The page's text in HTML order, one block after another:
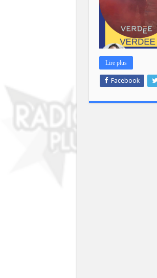
Lire plus
Facebook